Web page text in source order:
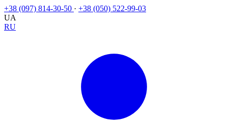
+38 (097) 814-30-50 · +38 (050) 522-99-03
UA
RU